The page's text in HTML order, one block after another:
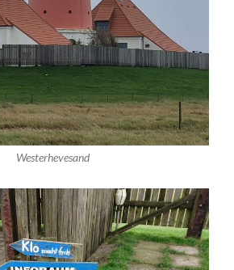
Westerhevesand